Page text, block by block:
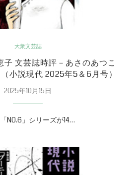
大衆文芸誌
子 文芸誌時評－あさのあつこ
小説現代 2025年5＆6月号）
2025年10月15日
NO.6」シリーズが14…